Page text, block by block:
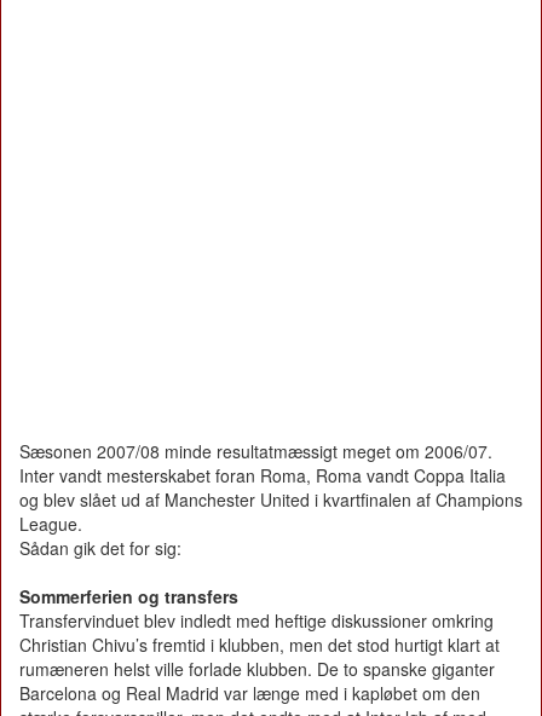
Sæsonen 2007/08 minde resultatmæssigt meget om 2006/07.
Inter vandt mesterskabet foran Roma, Roma vandt Coppa Italia
og blev slået ud af Manchester United i kvartfinalen af Champions
League.
Sådan gik det for sig:
Sommerferien og transfers
Transfervinduet blev indledt med heftige diskussioner omkring
Christian Chivu’s fremtid i klubben, men det stod hurtigt klart at
rumæneren helst ville forlade klubben. De to spanske giganter
Barcelona og Real Madrid var længe med i kapløbet om den